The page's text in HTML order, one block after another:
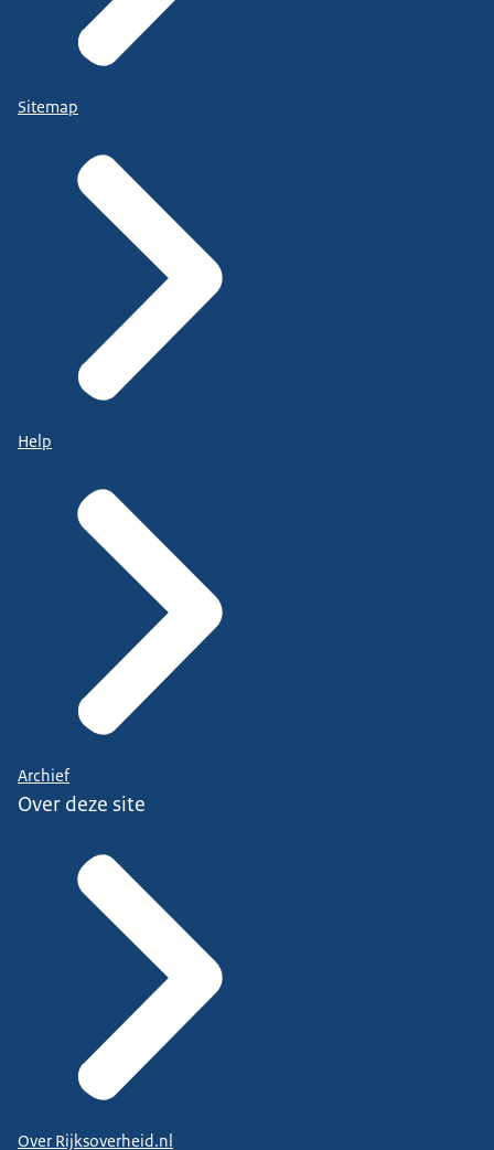
Sitemap
Help
Archief
Over deze site
Over Rijksoverheid.nl